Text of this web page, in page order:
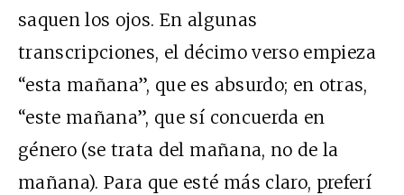
saquen los ojos. En algunas
transcripciones, el décimo verso empieza
“esta mañana”, que es absurdo; en otras,
“este mañana”, que sí concuerda en
género (se trata del mañana, no de la
mañana). Para que esté más claro, preferí